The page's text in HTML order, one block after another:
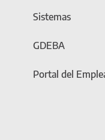
Sistemas
GDEBA
Portal del